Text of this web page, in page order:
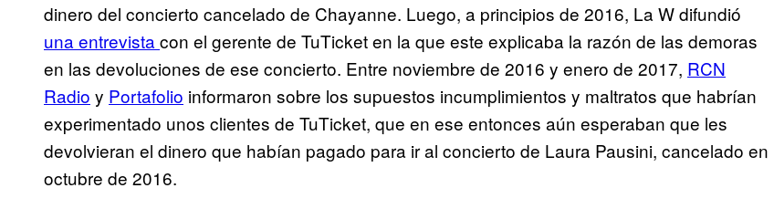
dinero del concierto cancelado de Chayanne. Luego, a principios de 2016, La W difundió
una entrevista con el gerente de TuTicket en la que este explicaba la razón de las demoras
en las devoluciones de ese concierto. Entre noviembre de 2016 y enero de 2017, RCN
Radio y Portafolio informaron sobre los supuestos incumplimientos y maltratos que habrían
experimentado unos clientes de TuTicket, que en ese entonces aún esperaban que les
devolvieran el dinero que habían pagado para ir al concierto de Laura Pausini, cancelado en
octubre de 2016.